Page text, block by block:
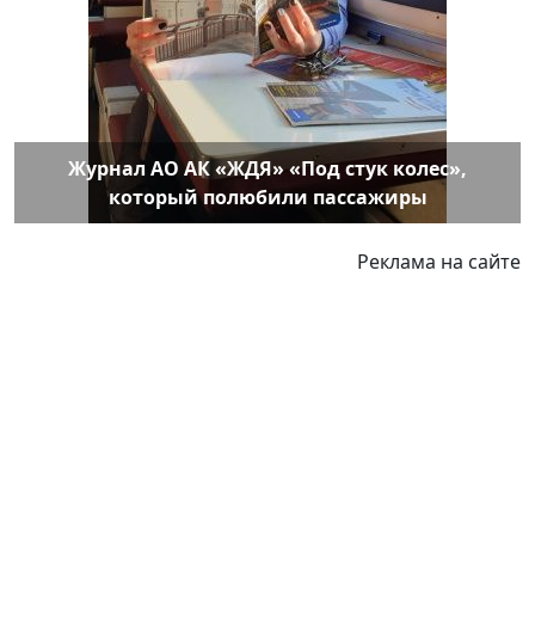
Журнал АО АК «ЖДЯ» «Под стук колес»,
который полюбили пассажиры
Реклама на сайте